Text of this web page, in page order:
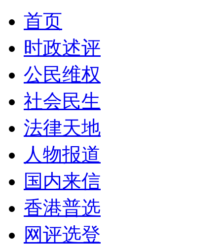
首页
时政述评
公民维权
社会民生
法律天地
人物报道
国内来信
香港普选
网评选登